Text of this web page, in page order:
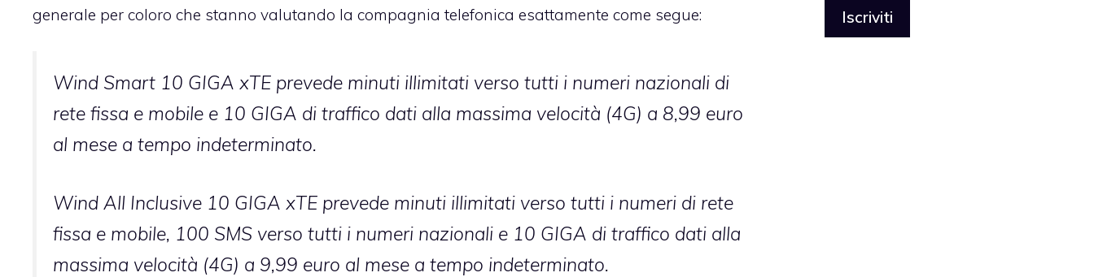
generale per coloro che stanno valutando la compagnia telefonica esattamente come segue:
Wind Smart 10 GIGA xTE prevede minuti illimitati verso tutti i numeri nazionali di
rete fissa e mobile e 10 GIGA di traffico dati alla massima velocità (4G) a 8,99 euro
al mese a tempo indeterminato.
Wind All Inclusive 10 GIGA xTE prevede minuti illimitati verso tutti i numeri di rete
fissa e mobile, 100 SMS verso tutti i numeri nazionali e 10 GIGA di traffico dati alla
massima velocità (4G) a 9,99 euro al mese a tempo indeterminato.